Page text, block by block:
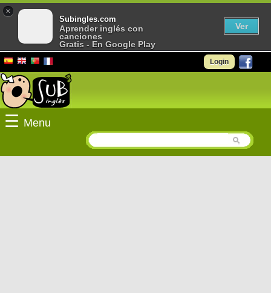
Login
☰ Menu
×
Subingles.com
Aprender inglés con
canciones
Gratis - En Google Play
Ver